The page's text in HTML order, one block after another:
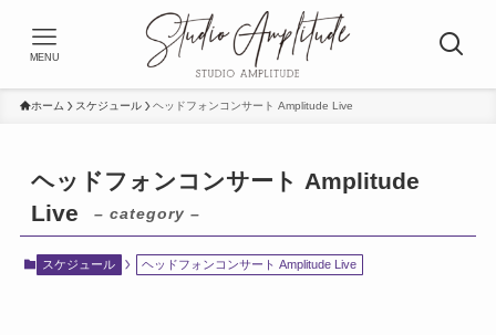
MENU
ホーム スケジュール ヘッドフォンコンサート Amplitude Live
ヘッドフォンコンサート Amplitude
Live
– category –
スケジュール ヘッドフォンコンサート Amplitude Live